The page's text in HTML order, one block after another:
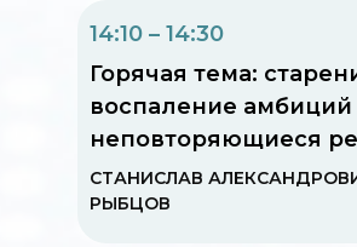
14:10 – 14:30
Горячая тема:
воспаление амбиций
неповторяющиеся
СТАНИСЛАВ
РЫБЦОВ